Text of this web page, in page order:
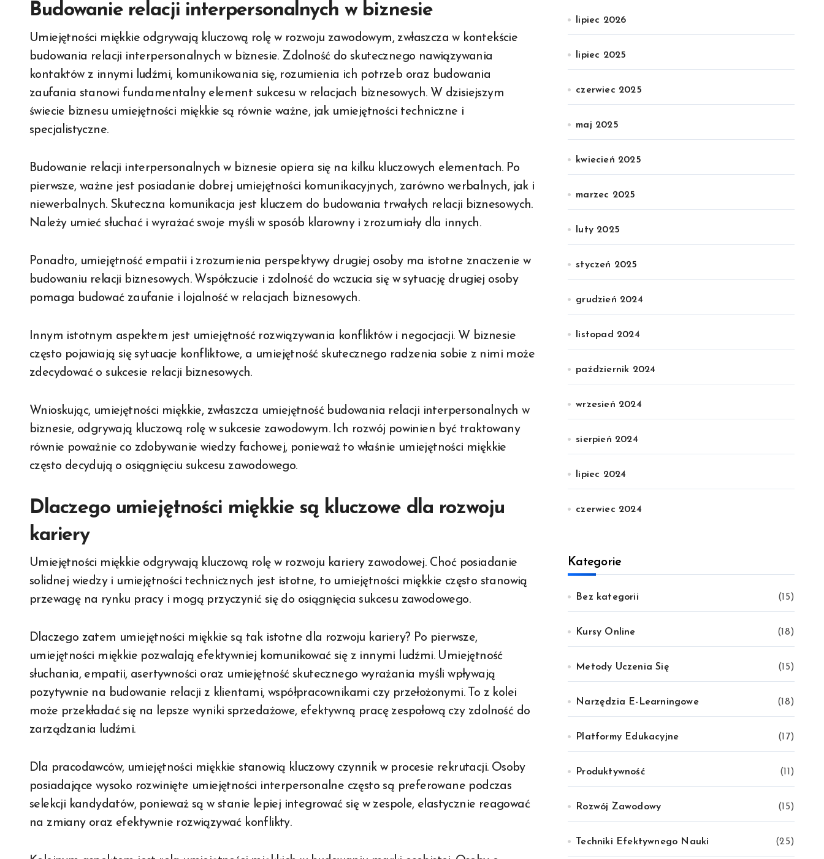
Budowanie relacji interpersonalnych w biznesie
Umiejętności miękkie odgrywają kluczową rolę w rozwoju zawodowym, zwłaszcza w kontekście
budowania relacji interpersonalnych w biznesie. Zdolność do skutecznego nawiązywania
kontaktów z innymi ludźmi, komunikowania się, rozumienia ich potrzeb oraz budowania
zaufania stanowi fundamentalny element sukcesu w relacjach biznesowych. W dzisiejszym
świecie biznesu umiejętności miękkie są równie ważne, jak umiejętności techniczne i
specjalistyczne.
Budowanie relacji interpersonalnych w biznesie opiera się na kilku kluczowych elementach. Po
pierwsze, ważne jest posiadanie dobrej umiejętności komunikacyjnych, zarówno werbalnych, jak i
niewerbalnych. Skuteczna komunikacja jest kluczem do budowania trwałych relacji biznesowych.
Należy umieć słuchać i wyrażać swoje myśli w sposób klarowny i zrozumiały dla innych.
Ponadto, umiejętność empatii i zrozumienia perspektywy drugiej osoby ma istotne znaczenie w
budowaniu relacji biznesowych. Współczucie i zdolność do wczucia się w sytuację drugiej osoby
pomaga budować zaufanie i lojalność w relacjach biznesowych.
Innym istotnym aspektem jest umiejętność rozwiązywania konfliktów i negocjacji. W biznesie
często pojawiają się sytuacje konfliktowe, a umiejętność skutecznego radzenia sobie z nimi może
zdecydować o sukcesie relacji biznesowych.
Wnioskując, umiejętności miękkie, zwłaszcza umiejętność budowania relacji interpersonalnych w
biznesie, odgrywają kluczową rolę w sukcesie zawodowym. Ich rozwój powinien być traktowany
równie poważnie co zdobywanie wiedzy fachowej, ponieważ to właśnie umiejętności miękkie
często decydują o osiągnięciu sukcesu zawodowego.
Dlaczego umiejętności miękkie są kluczowe dla rozwoju
kariery
Umiejętności miękkie odgrywają kluczową rolę w rozwoju kariery zawodowej. Choć posiadanie
solidnej wiedzy i umiejętności technicznych jest istotne, to umiejętności miękkie często stanowią
przewagę na rynku pracy i mogą przyczynić się do osiągnięcia sukcesu zawodowego.
Dlaczego zatem umiejętności miękkie są tak istotne dla rozwoju kariery? Po pierwsze,
umiejętności miękkie pozwalają efektywniej komunikować się z innymi ludźmi. Umiejętność
słuchania, empatii, asertywności oraz umiejętność skutecznego wyrażania myśli wpływają
pozytywnie na budowanie relacji z klientami, współpracownikami czy przełożonymi. To z kolei
może przekładać się na lepsze wyniki sprzedażowe, efektywną pracę zespołową czy zdolność do
zarządzania ludźmi.
Dla pracodawców, umiejętności miękkie stanowią kluczowy czynnik w procesie rekrutacji. Osoby
posiadające wysoko rozwinięte umiejętności interpersonalne często są preferowane podczas
selekcji kandydatów, ponieważ są w stanie lepiej integrować się w zespole, elastycznie reagować
na zmiany oraz efektywnie rozwiązywać konflikty.
lipiec 2026
lipiec 2025
czerwiec 2025
maj 2025
kwiecień 2025
marzec 2025
luty 2025
styczeń 2025
grudzień 2024
listopad 2024
październik 2024
wrzesień 2024
sierpień 2024
lipiec 2024
czerwiec 2024
Kategorie
Bez kategorii (15)
Kursy Online (18)
Metody Uczenia Się (15)
Narzędzia E-Learningowe (18)
Platformy Edukacyjne (17)
Produktywność (11)
Rozwój Zawodowy (15)
Techniki Efektywnego Nauki (25)